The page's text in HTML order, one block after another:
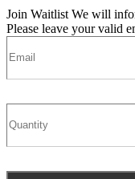
Join Waitlist We will
Please leave your valid